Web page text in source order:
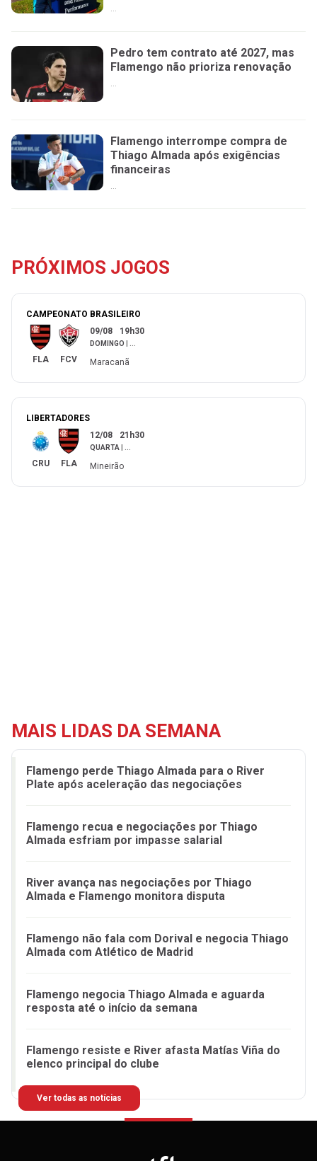
...
Pedro tem contrato até 2027, mas
Flamengo não prioriza renovação
Flamengo interrompe compra de
Thiago Almada após exigências
financeiras
...
PRÓXIMOS JOGOS
CAMPEONATO BRASILEIRO
FLA FCV
09/08 19h30
DOMINGO
Maracanã
LIBERTADORES
CRU FLA
12/08 21h30
QUARTA
Mineirão
MAIS LIDAS DA SEMANA
Flamengo perde Thiago Almada para o River
Plate após aceleração das negociações
Flamengo recua e negociações por Thiago
Almada esfriam por impasse salarial
River avança nas negociações por Thiago
Almada e Flamengo monitora disputa
Flamengo não fala com Dorival e negocia Thiago
Almada com Atlético de Madrid
Flamengo negocia Thiago Almada e aguarda
resposta até o início da semana
Flamengo resiste e River afasta Matías Viña do
elenco principal do clube
Ver todas as notícias